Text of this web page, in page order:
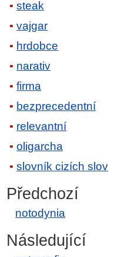
steak
vajgar
hrdobce
narativ
firma
bezprecedentní
relevantní
oligarcha
slovník cizích slov
Předchozí
notodynia
Následující